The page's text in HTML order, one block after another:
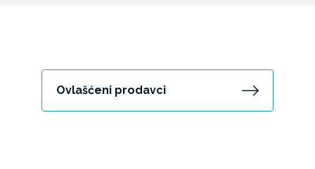
Ovlašćeni prodavci